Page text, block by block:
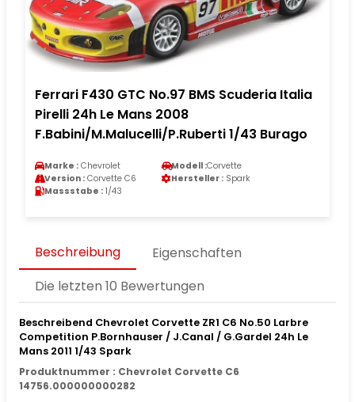
Ferrari F430 GTC No.97 BMS Scuderia Italia
Pirelli 24h Le Mans 2008
F.Babini/M.Malucelli/P.Ruberti 1/43 Burago
Marke : Chevrolet Modell :Corvette
Version : Corvette C6 Hersteller : Spark
Massstabe : 1/43
Beschreibung
Eigenschaften
Die letzten 10 Bewertungen
Beschreibend Chevrolet Corvette ZR1 C6 No.50 Larbre
Competition P.Bornhauser / J.Canal / G.Gardel 24h Le
Mans 2011 1/43 Spark
Produktnummer : Chevrolet Corvette C6
14756.000000000282